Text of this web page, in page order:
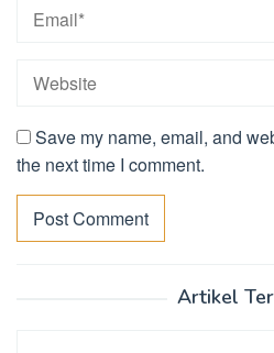
Save my name, email, and
the next time I comment.
Artikel